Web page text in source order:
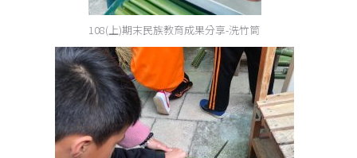
108(上)期末民族教育成果分享-洗竹筒